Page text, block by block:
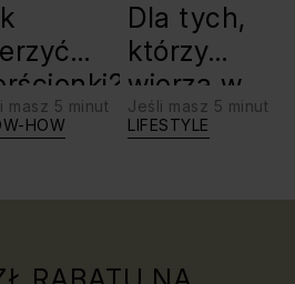
masz 5 minut
HOW
Dla tych,
którzy
wierzą w
swoje siły:
Jeśli masz 5 minut
LIFESTYLE